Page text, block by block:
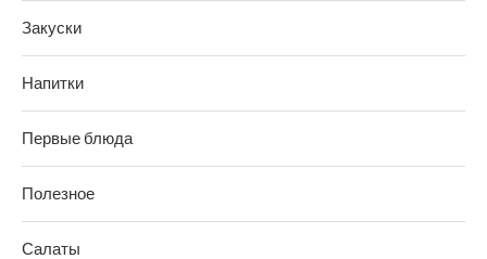
Закуски
Напитки
Первые блюда
Полезное
Салаты